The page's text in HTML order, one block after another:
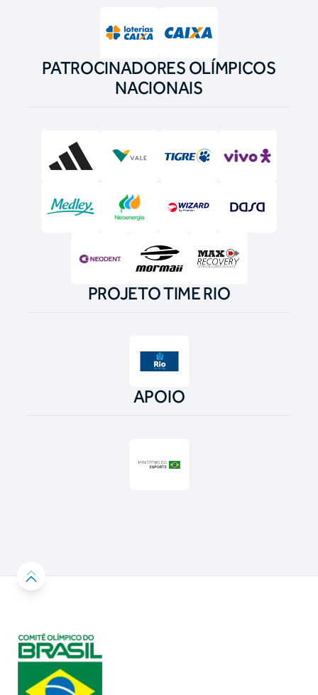
PATROCINADORES OLÍMPICOS
NACIONAIS
PROJETO TIME RIO
APOIO